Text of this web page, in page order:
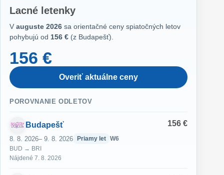
Lacné letenky
V auguste 2026 sa orientačné ceny spiatočných letov
pohybujú od 156 € (z Budapešť).
156 €
Overiť aktuálne ceny
POROVNANIE ODLETOV
Budapešť
8. 8. 2026– 9. 8. 2026 Priamy let W6
BUD → BRI
Nájdené 7. 8. 2026
156 €